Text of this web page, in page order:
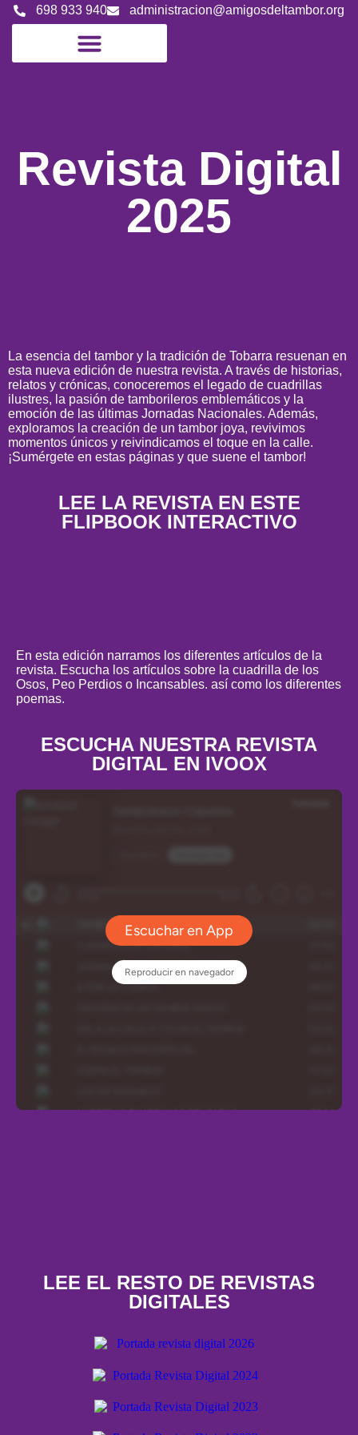
698 933 940 administracion@amigosdeltambor.org
Revista Digital
2025
La esencia del tambor y la tradición de Tobarra resuenan en
esta nueva edición de nuestra revista. A través de historias,
relatos y crónicas, conoceremos el legado de cuadrillas
ilustres, la pasión de tamborileros emblemáticos y la
emoción de las últimas Jornadas Nacionales. Además,
exploramos la creación de un tambor joya, revivimos
momentos únicos y reivindicamos el toque en la calle.
¡Sumérgete en estas páginas y que suene el tambor!
LEE LA REVISTA EN ESTE
FLIPBOOK INTERACTIVO
En esta edición narramos los diferentes artículos de la
revista. Escucha los artículos sobre la cuadrilla de los
Osos, Peo Perdios o Incansables. así como los diferentes
poemas.
ESCUCHA NUESTRA REVISTA
DIGITAL EN IVOOX
LEE EL RESTO DE REVISTAS
DIGITALES